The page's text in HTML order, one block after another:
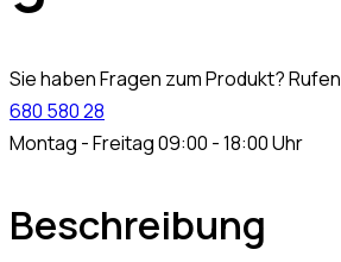
Sie haben Fragen zum Produkt?
680 580 28
Montag - Freitag 09:00 - 18:00 Uhr
Beschreibung